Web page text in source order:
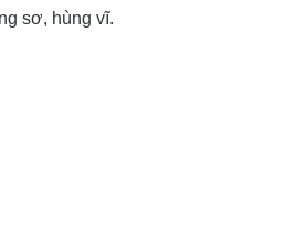
sơ, hùng vĩ.